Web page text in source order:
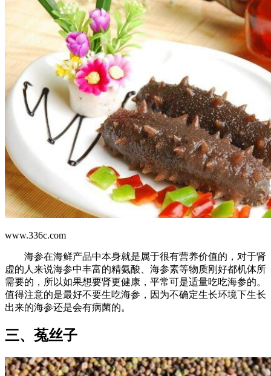
www.336c.com
海参在海鲜产品中本身就是属于很有营养价值的，对于肾
虚的人来说海参中丰富的精氨酸、海参素等物质刚好都机体所
需要的，所以如果想要肾更健康，平常可是适量吃吃海参的。
值得注意的是最好不要生吃海参，因为不确定生长环境下生长
出来的海参还是会有病菌的。
三、菟丝子